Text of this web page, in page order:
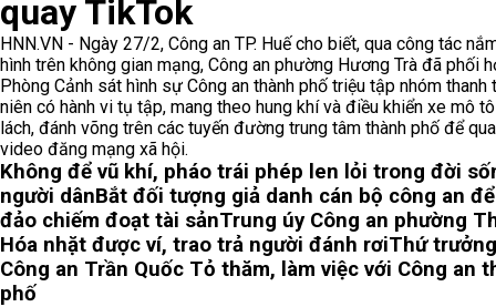
quay TikTok
HNN.VN - Ngày 27/2, Công an TP. Huế cho biết, qua công tác
hình trên không gian mạng, Công an phường Hương Trà đã phối
Phòng Cảnh sát hình sự Công an thành phố triệu tập nhóm thanh
niên có hành vi tụ tập, mang theo hung khí và điều khiển xe mô
lách, đánh võng trên các tuyến đường trung tâm thành phố để
video đăng mạng xã hội.
Không để vũ khí, pháo trái phép len lỏi trong đời
người dânBắt đối tượng giả danh cán bộ công an
đảo chiếm đoạt tài sảnTrung úy Công an phường
Hóa nhặt được ví, trao trả người đánh rơiThứ
Công an Trần Quốc Tỏ thăm, làm việc với Công an
phố